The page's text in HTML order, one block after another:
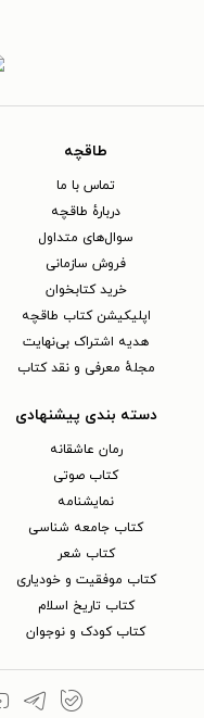
طاقچه
تماس با ما
دربارهٔ طاقچه
سوال‌های متداول
فروش سازمانی
خرید کتابخوان
اپلیکیشن کتاب طاقچه
هدیه اشتراک بی‌نهایت
مجلهٔ معرفی و نقد کتاب
دسته بندی پیشنهادی
رمان عاشقانه
کتاب‌ صوتی
نمایشنامه
کتاب جامعه شناسی
کتاب شعر
کتاب موفقیت و خودیاری
کتاب تاریخ اسلام
کتاب کودک و نوجوان